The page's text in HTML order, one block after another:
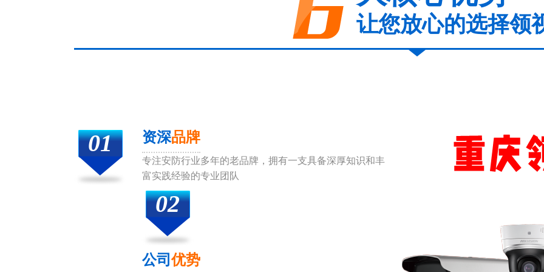
让您放心的选择领
01 资深品牌
专注安防行业多年的老品牌，拥有一支具备深厚知识和丰
富实践经验的专业团队
02
公司优势